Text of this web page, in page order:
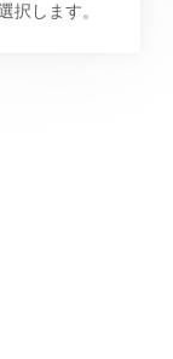
択します。